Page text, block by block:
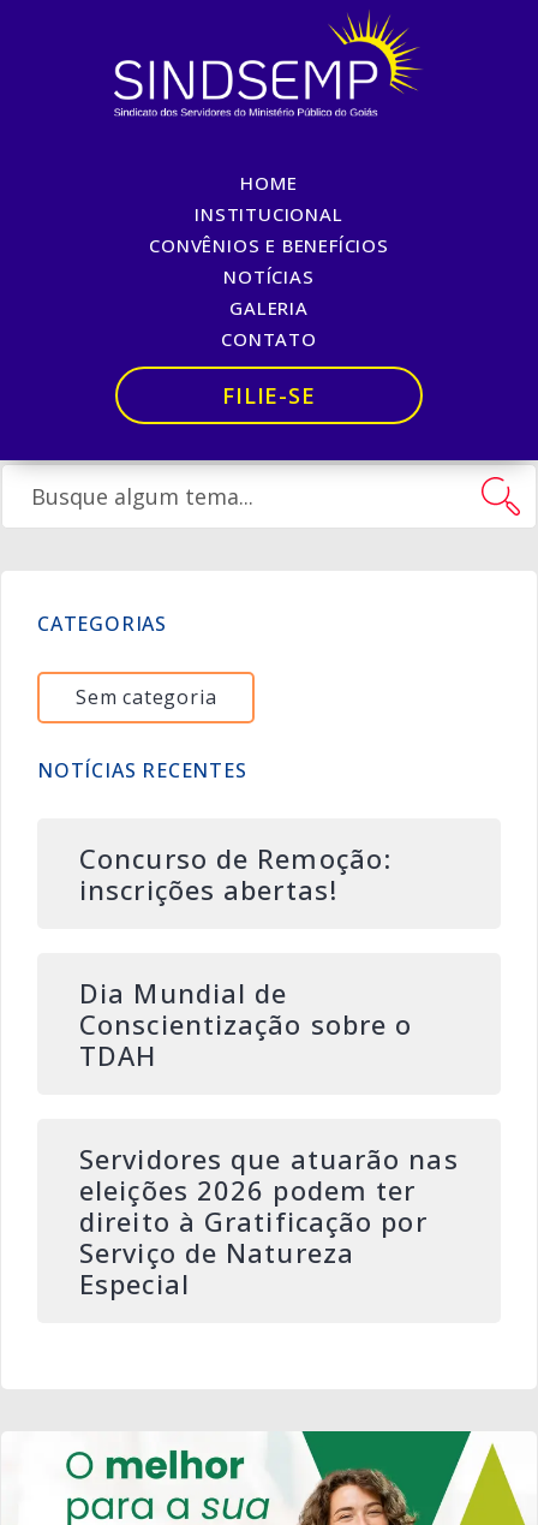
HOME
INSTITUCIONAL
CONVÊNIOS E BENEFÍCIOS
NOTÍCIAS
GALERIA
CONTATO
FILIE-SE
UNIMED – O melhor para
a sua saúde!
UNIMED – O melhor para a sua saúde!
CATEGORIAS
Sem categoria
NOTÍCIAS RECENTES
Concurso de Remoção:
inscrições abertas!
Dia Mundial de
Conscientização sobre o
TDAH
Servidores que atuarão nas
eleições 2026 podem ter
direito à Gratificação por
Serviço de Natureza
Especial